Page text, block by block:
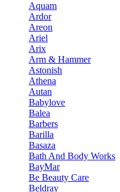
Aquam
Ardor
Areon
Ariel
Arix
Arm & Hammer
Astonish
Athena
Autan
Babylove
Balea
Barbers
Barilla
Basaza
Bath And Body Works
BayMar
Be Beauty Care
Beldray